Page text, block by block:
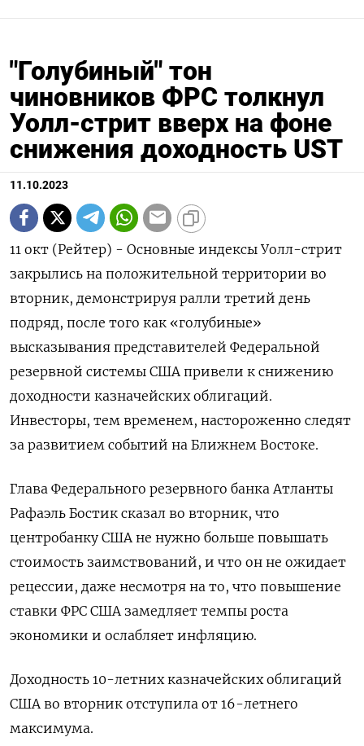
"Голубиный" тон
чиновников ФРС толкнул
Уолл-стрит вверх на фоне
снижения доходность UST
11.10.2023
11 окт (Рейтер) - Основные индексы Уолл-стрит
закрылись на положительной территории во
вторник, демонстрируя ралли третий день
подряд, после того как «голубиные»
высказывания представителей Федеральной
резервной системы США привели к снижению
доходности казначейских облигаций.
Инвесторы, тем временем, настороженно следят
за развитием событий на Ближнем Востоке.
Глава Федерального резервного банка Атланты
Рафаэль Бостик сказал во вторник, что
центробанку США не нужно больше повышать
стоимость заимствований, и что он не ожидает
рецессии, даже несмотря на то, что повышение
ставки ФРС США замедляет темпы роста
экономики и ослабляет инфляцию.
Доходность 10-летних казначейских облигаций
США во вторник отступила от 16-летнего
максимума.